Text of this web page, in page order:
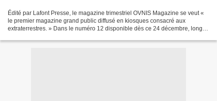
Édité par Lafont Presse, le magazine trimestriel OVNIS Magazine se veut «
le premier magazine grand public diffusé en kiosques consacré aux
extraterrestres. » Dans le numéro 12 disponible dès ce 24 décembre, long